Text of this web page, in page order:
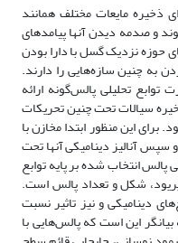
ذخیره مایعات مختلف همانند
و صدمه دیدن آنها پیامدهای
حوزه نزدیک گسل با دارا بودن
چنین سازه‌هایی را دارند.
تحلیلی پالس‌گونه ارائه
سیالات تحت چنین تحریکات
این منظور ابتدا مخازن با
آنالیز دینامیکی آنها تحت
انتخاب شده بر پایه توابع
شکل و تعداد پالس است.
دینامیکی و نیز تاثیر نسبت
این است که پالس‌هایی با